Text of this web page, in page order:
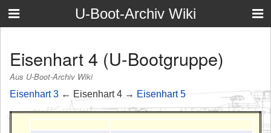
U-Boot-Archiv Wiki
Eisenhart 4 (U-Bootgruppe)
Aus U-Boot-Archiv Wiki
Eisenhart 3 ← Eisenhart 4 → Eisenhart 5